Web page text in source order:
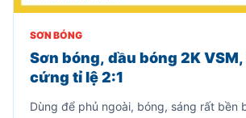
SƠN BÓNG
Sơn bóng, dầu bóng 2K
cứng tỉ lệ 2:1
Dùng để phủ ngoài, bóng, sáng rất bền